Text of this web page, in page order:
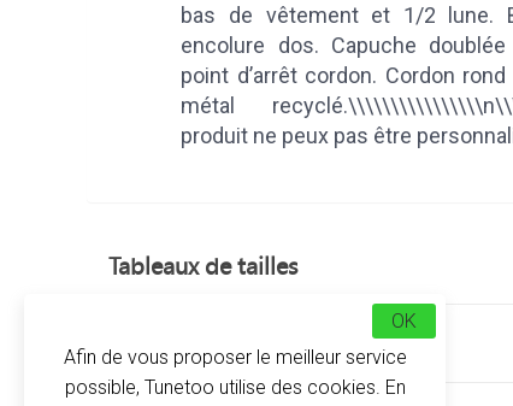
bas de vêtement et 1/2 lune.
encolure dos. Capuche
point d’arrêt cordon. Cordon
métal
produit ne peux pas être
Tableaux de tailles
Avis clients
Afin de vous proposer le meilleur service
possible, Tunetoo utilise des cookies. En
OK